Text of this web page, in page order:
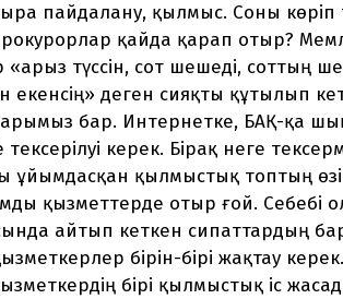
пайдалану, қылмыс. Соны көріп
қайда қарап отыр?
түссін, сот шешеді, соттың
екенсің» деген сияқты құтылып
бар. Интернетке, БАҚ-қа
тексерілуі керек. Бірақ неге
ұйымдасқан қылмыстық топтың
қызметтерде отыр ғой. Себебі
айтып кеткен сипаттардың
бірін-бірі жақтау
бірі қылмыстық іс